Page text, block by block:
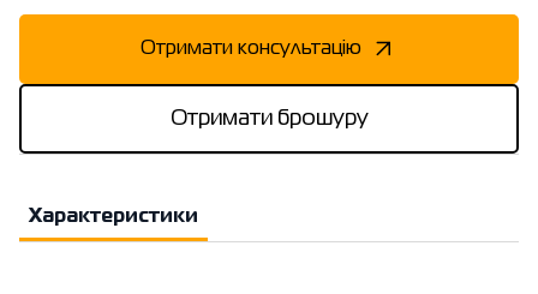
Отримати консультацію
Отримати брошуру
Характеристики